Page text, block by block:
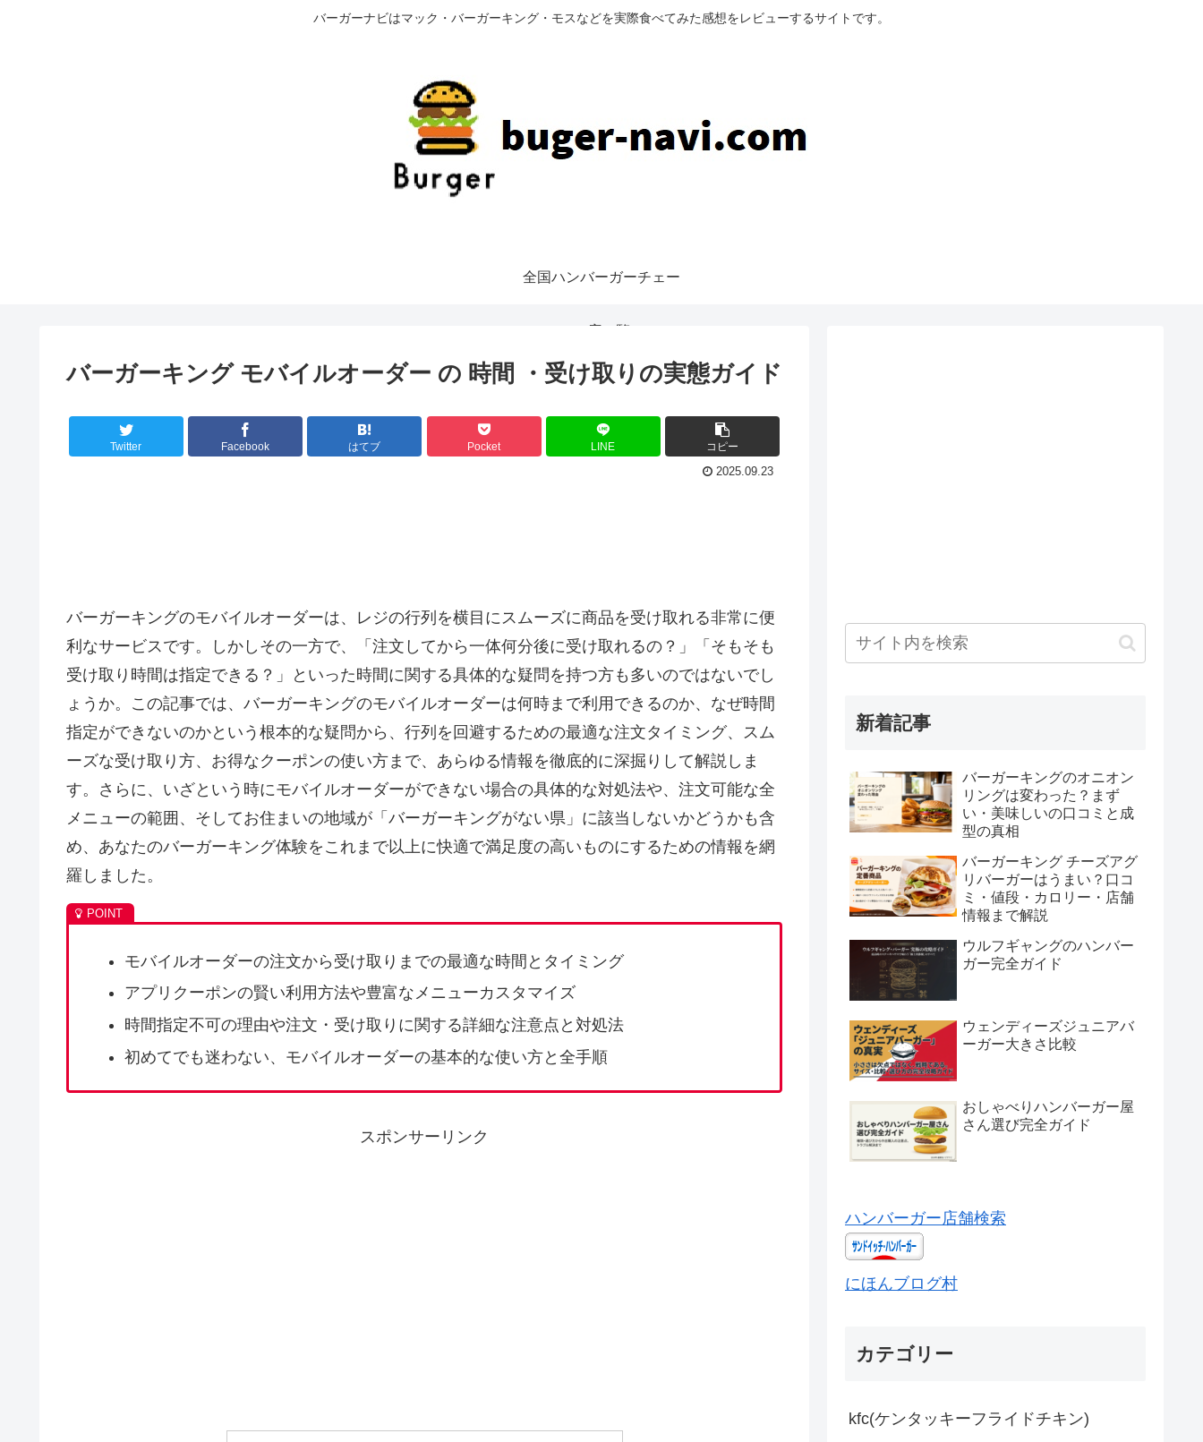
バーガーナビはマック・バーガーキング・モスなどを実際食べてみた感想をレビューするサイトです。
全国ハンバーガーチェー
ン店一覧
バーガーキング モバイルオーダー の 時間 ・受け取りの実態ガイド
Twitter Facebook はてブ Pocket LINE コピー
2025.09.23
バーガーキングのモバイルオーダーは、レジの行列を横目にスムーズに商品を受け取れる非常に便
利なサービスです。しかしその一方で、「注文してから一体何分後に受け取れるの？」「そもそも
受け取り時間は指定できる？」といった時間に関する具体的な疑問を持つ方も多いのではないでし
ょうか。この記事では、バーガーキングのモバイルオーダーは何時まで利用できるのか、なぜ時間
指定ができないのかという根本的な疑問から、行列を回避するための最適な注文タイミング、スム
ーズな受け取り方、お得なクーポンの使い方まで、あらゆる情報を徹底的に深掘りして解説しま
す。さらに、いざという時にモバイルオーダーができない場合の具体的な対処法や、注文可能な全
メニューの範囲、そしてお住まいの地域が「バーガーキングがない県」に該当しないかどうかも含
め、あなたのバーガーキング体験をこれまで以上に快適で満足度の高いものにするための情報を網
羅しました。
モバイルオーダーの注文から受け取りまでの最適な時間とタイミング
アプリクーポンの賢い利用方法や豊富なメニューカスタマイズ
時間指定不可の理由や注文・受け取りに関する詳細な注意点と対処法
初めてでも迷わない、モバイルオーダーの基本的な使い方と全手順
スポンサーリンク
新着記事
バーガーキングのオニオン
リングは変わった？まず
い・美味しいの口コミと成
型の真相
バーガーキング チーズアグ
リバーガーはうまい？口コ
ミ・値段・カロリー・店舗
情報まで解説
ウルフギャングのハンバー
ガー完全ガイド
ウェンディーズジュニアバ
ーガー大きさ比較
おしゃべりハンバーガー屋
さん選び完全ガイド
ハンバーガー店舗検索
にほんブログ村
カテゴリー
kfc(ケンタッキーフライドチキン)